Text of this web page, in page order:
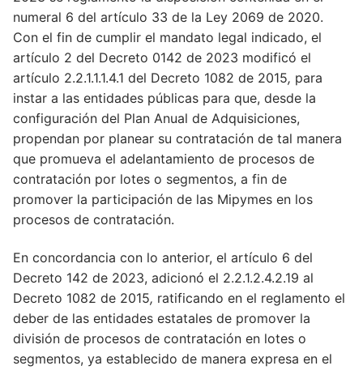
numeral 6 del artículo 33 de la Ley 2069 de 2020.
Con el fin de cumplir el mandato legal indicado, el
artículo 2 del Decreto 0142 de 2023 modificó el
artículo 2.2.1.1.1.4.1 del Decreto 1082 de 2015, para
instar a las entidades públicas para que, desde la
configuración del Plan Anual de Adquisiciones,
propendan por planear su contratación de tal manera
que promueva el adelantamiento de procesos de
contratación por lotes o segmentos, a fin de
promover la participación de las Mipymes en los
procesos de contratación.
En concordancia con lo anterior, el artículo 6 del
Decreto 142 de 2023, adicionó el 2.2.1.2.4.2.19 al
Decreto 1082 de 2015, ratificando en el reglamento el
deber de las entidades estatales de promover la
división de procesos de contratación en lotes o
segmentos, ya establecido de manera expresa en el